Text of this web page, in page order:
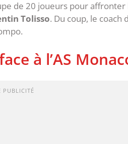
de 20 joueurs pour affronter
Tolisso. Du coup, le coach
à l’AS
PUBLICITÉ